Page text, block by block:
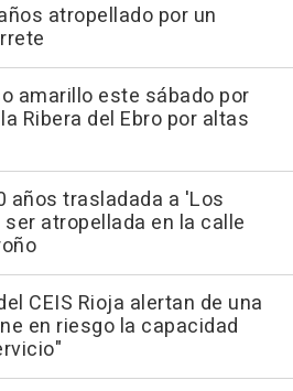
atropellado por un
amarillo este sábado por
Ribera del Ebro por altas
años trasladada a 'Los
atropellada en la calle
CEIS Rioja alertan de una
en riesgo la capacidad